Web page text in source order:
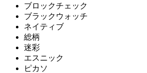
ブロックチェック
ブラックウォッチ
ネイティブ
総柄
迷彩
エスニック
ピカソ